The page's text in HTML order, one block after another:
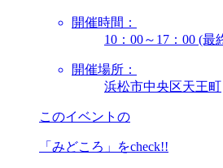
開催時間：
10：00～17：00 (最
開催場所：
浜松市中央区天王町
このイベントの
「みどころ」をcheck!!